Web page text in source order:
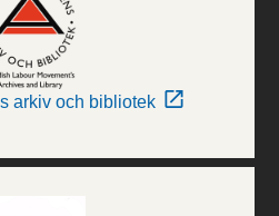
arkiv och bibliotek